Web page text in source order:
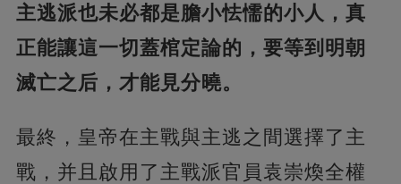
主逃派也未必都是膽小怯懦的小人，真
正能讓這一切蓋棺定論的，要等到明朝
滅亡之后，才能見分曉。
最終，皇帝在主戰與主逃之間選擇了主
戰，并且啟用了主戰派官員袁崇煥全權